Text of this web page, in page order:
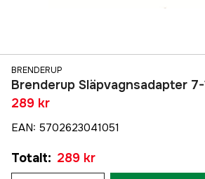
BRENDERUP
Brenderup Släpvagnsadapter
289 kr
EAN: 5702623041051
Totalt: 289 kr